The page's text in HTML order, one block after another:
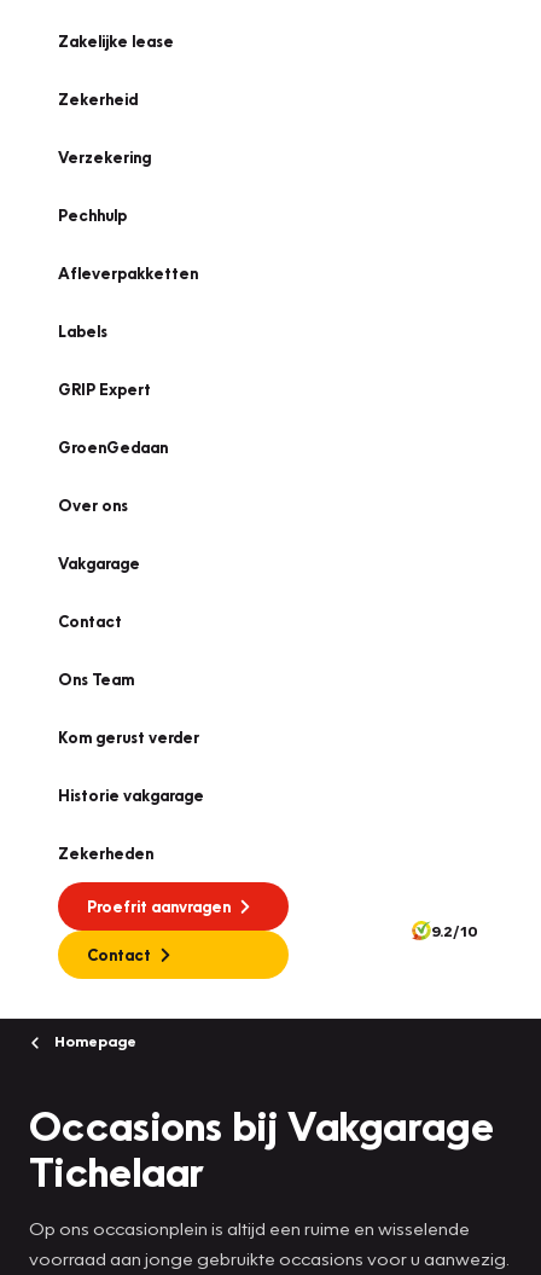
Zakelijke lease
Zekerheid
Verzekering
Pechhulp
Afleverpakketten
Labels
GRIP Expert
GroenGedaan
Over ons
Vakgarage
Contact
Ons Team
Kom gerust verder
Historie vakgarage
Zekerheden
Proefrit aanvragen
Contact
9.2/10
Homepage
Occasions bij Vakgarage
Tichelaar
Op ons occasionplein is altijd een ruime en wisselende
voorraad aan jonge gebruikte occasions voor u aanwezig.